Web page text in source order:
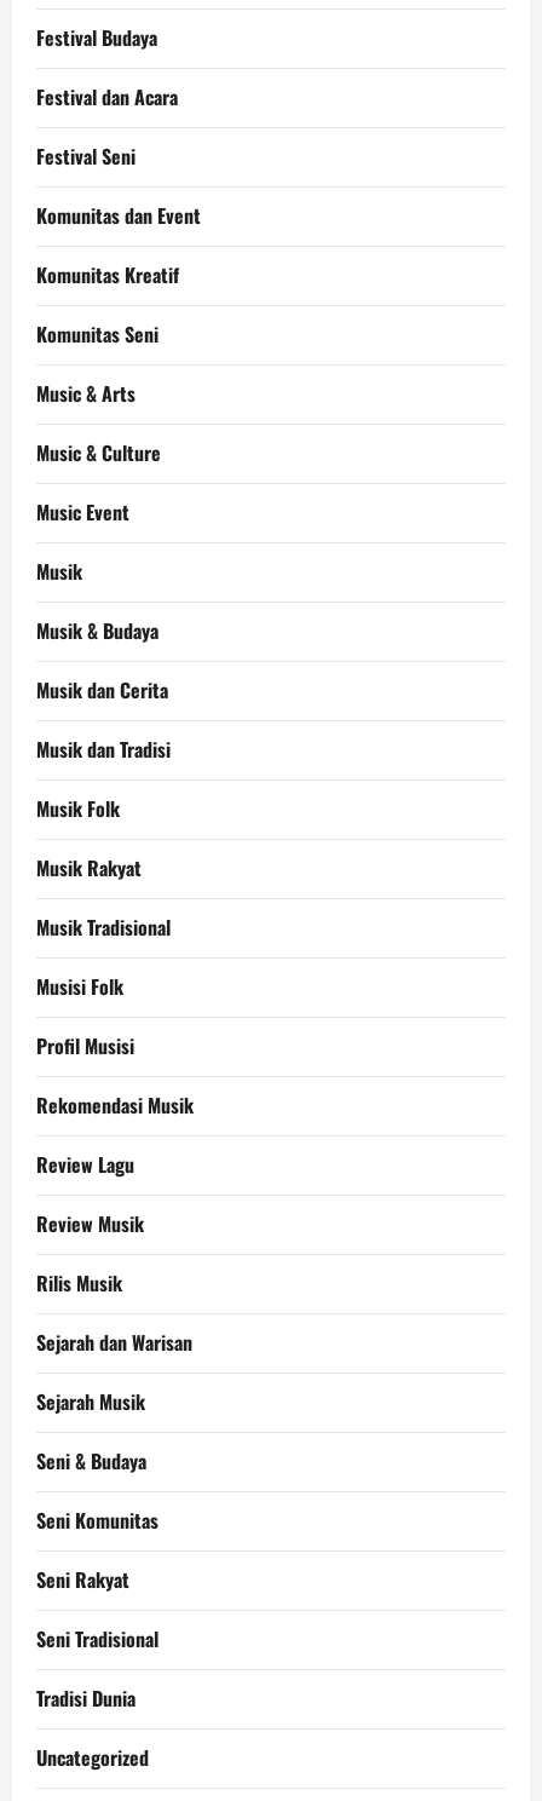
Festival Budaya
Festival dan Acara
Festival Seni
Komunitas dan Event
Komunitas Kreatif
Komunitas Seni
Music & Arts
Music & Culture
Music Event
Musik
Musik & Budaya
Musik dan Cerita
Musik dan Tradisi
Musik Folk
Musik Rakyat
Musik Tradisional
Musisi Folk
Profil Musisi
Rekomendasi Musik
Review Lagu
Review Musik
Rilis Musik
Sejarah dan Warisan
Sejarah Musik
Seni & Budaya
Seni Komunitas
Seni Rakyat
Seni Tradisional
Tradisi Dunia
Uncategorized